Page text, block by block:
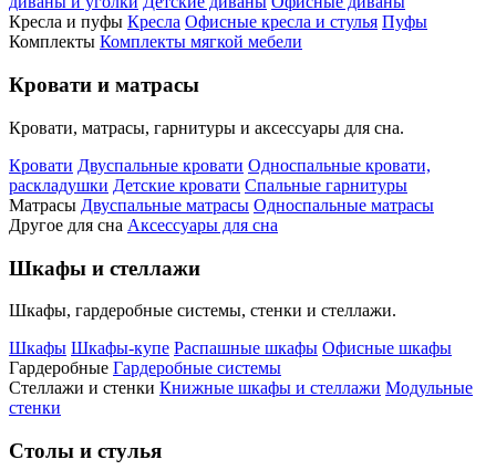
Кресла и пуфы Кресла Офисные кресла и стулья Пуфы
Комплекты Комплекты мягкой мебели
Кровати и матрасы
Кровати, матрасы, гарнитуры и аксессуары для сна.
Кровати Двуспальные кровати Односпальные кровати,
раскладушки Детские кровати Спальные гарнитуры
Матрасы Двуспальные матрасы Односпальные матрасы
Другое для сна Аксессуары для сна
Шкафы и стеллажи
Шкафы, гардеробные системы, стенки и стеллажи.
Шкафы Шкафы-купе Распашные шкафы Офисные шкафы
Гардеробные Гардеробные системы
Стеллажи и стенки Книжные шкафы и стеллажи Модульные
стенки
Столы и стулья